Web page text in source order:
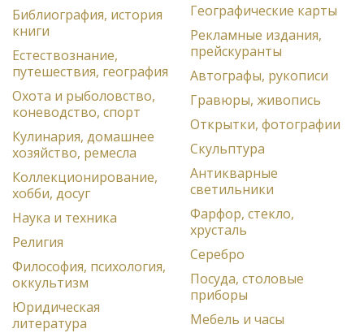
Библиография, история
книги
Естествознание,
путешествия, география
Охота и рыболовство,
коневодство, спорт
Кулинария, домашнее
хозяйство, ремесла
Коллекционирование,
хобби, досуг
Наука и техника
Религия
Философия, психология,
оккультизм
Юридическая
литература
Географические карты
Рекламные издания,
прейскуранты
Автографы, рукописи
Гравюры, живопись
Открытки, фотографии
Скульптура
Антикварные
светильники
Фарфор, стекло,
хрусталь
Серебро
Посуда, столовые
приборы
Мебель и часы